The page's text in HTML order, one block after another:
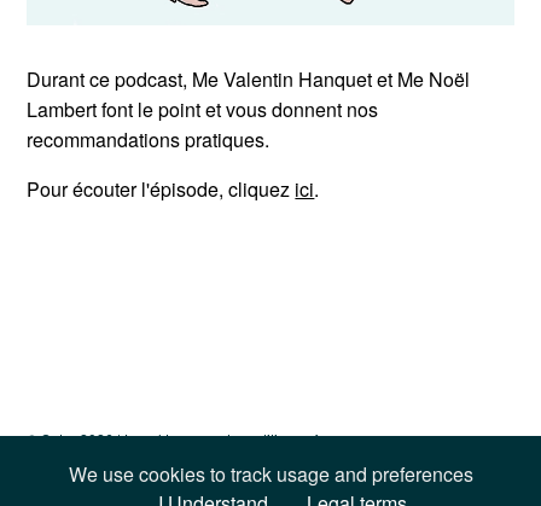
We use cookies to track usage and preferences
Durant ce podcast, Me Valentin Hanquet et Me Noël
Lambert font le point et vous donnent nos
recommandations pratiques.
Pour écouter l'épisode, cliquez ici.
© Sotra 2026 |Legal terms and conditions of use